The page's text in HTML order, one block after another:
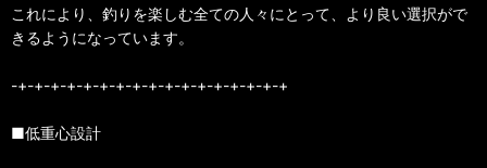
これにより、釣りを楽しむ全ての人々にとって、より良い選択がで
きるようになっています。
-+-+-+-+-+-+-+-+-+-+-+-+-+-+-+-+-+
■低重心設計